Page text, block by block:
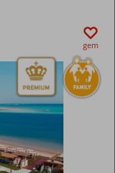
gem